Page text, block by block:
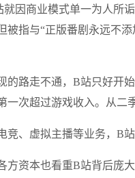
因商业模式单一为人所
被指与“正版番剧永远不
的路走不通，B站只好开
一次超过游戏收入。从二
竞、虚拟主播等业务，B
方资本也看重B站背后庞